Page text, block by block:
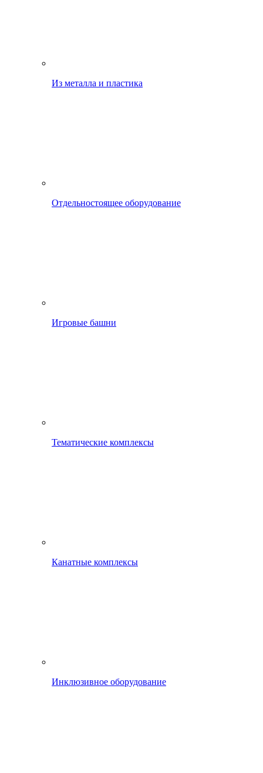
Из металла и пластика
Отдельностоящее оборудование
Игровые башни
Тематические комплексы
Канатные комплексы
Инклюзивное оборудование